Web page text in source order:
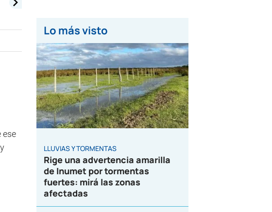
ese
Lo más visto
LLUVIAS Y TORMENTAS
Rige una advertencia amarilla
de Inumet por tormentas
fuertes: mirá las zonas
afectadas